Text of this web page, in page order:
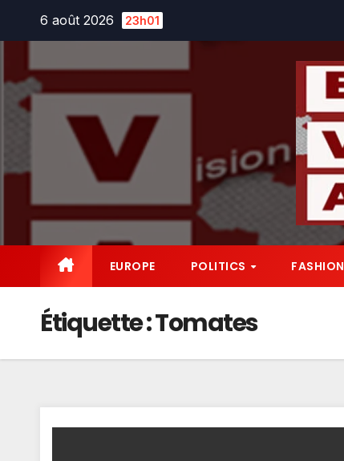
6 août 2026 23h01
EUROPE POLITICS FASHION
Étiquette :Tomates